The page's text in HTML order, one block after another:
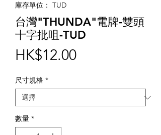
庫存單位： TUD
台灣"THUNDA"電牌-雙頭
十字批咀-TUD
HK$12.00價
尺寸規格 *
數量 *